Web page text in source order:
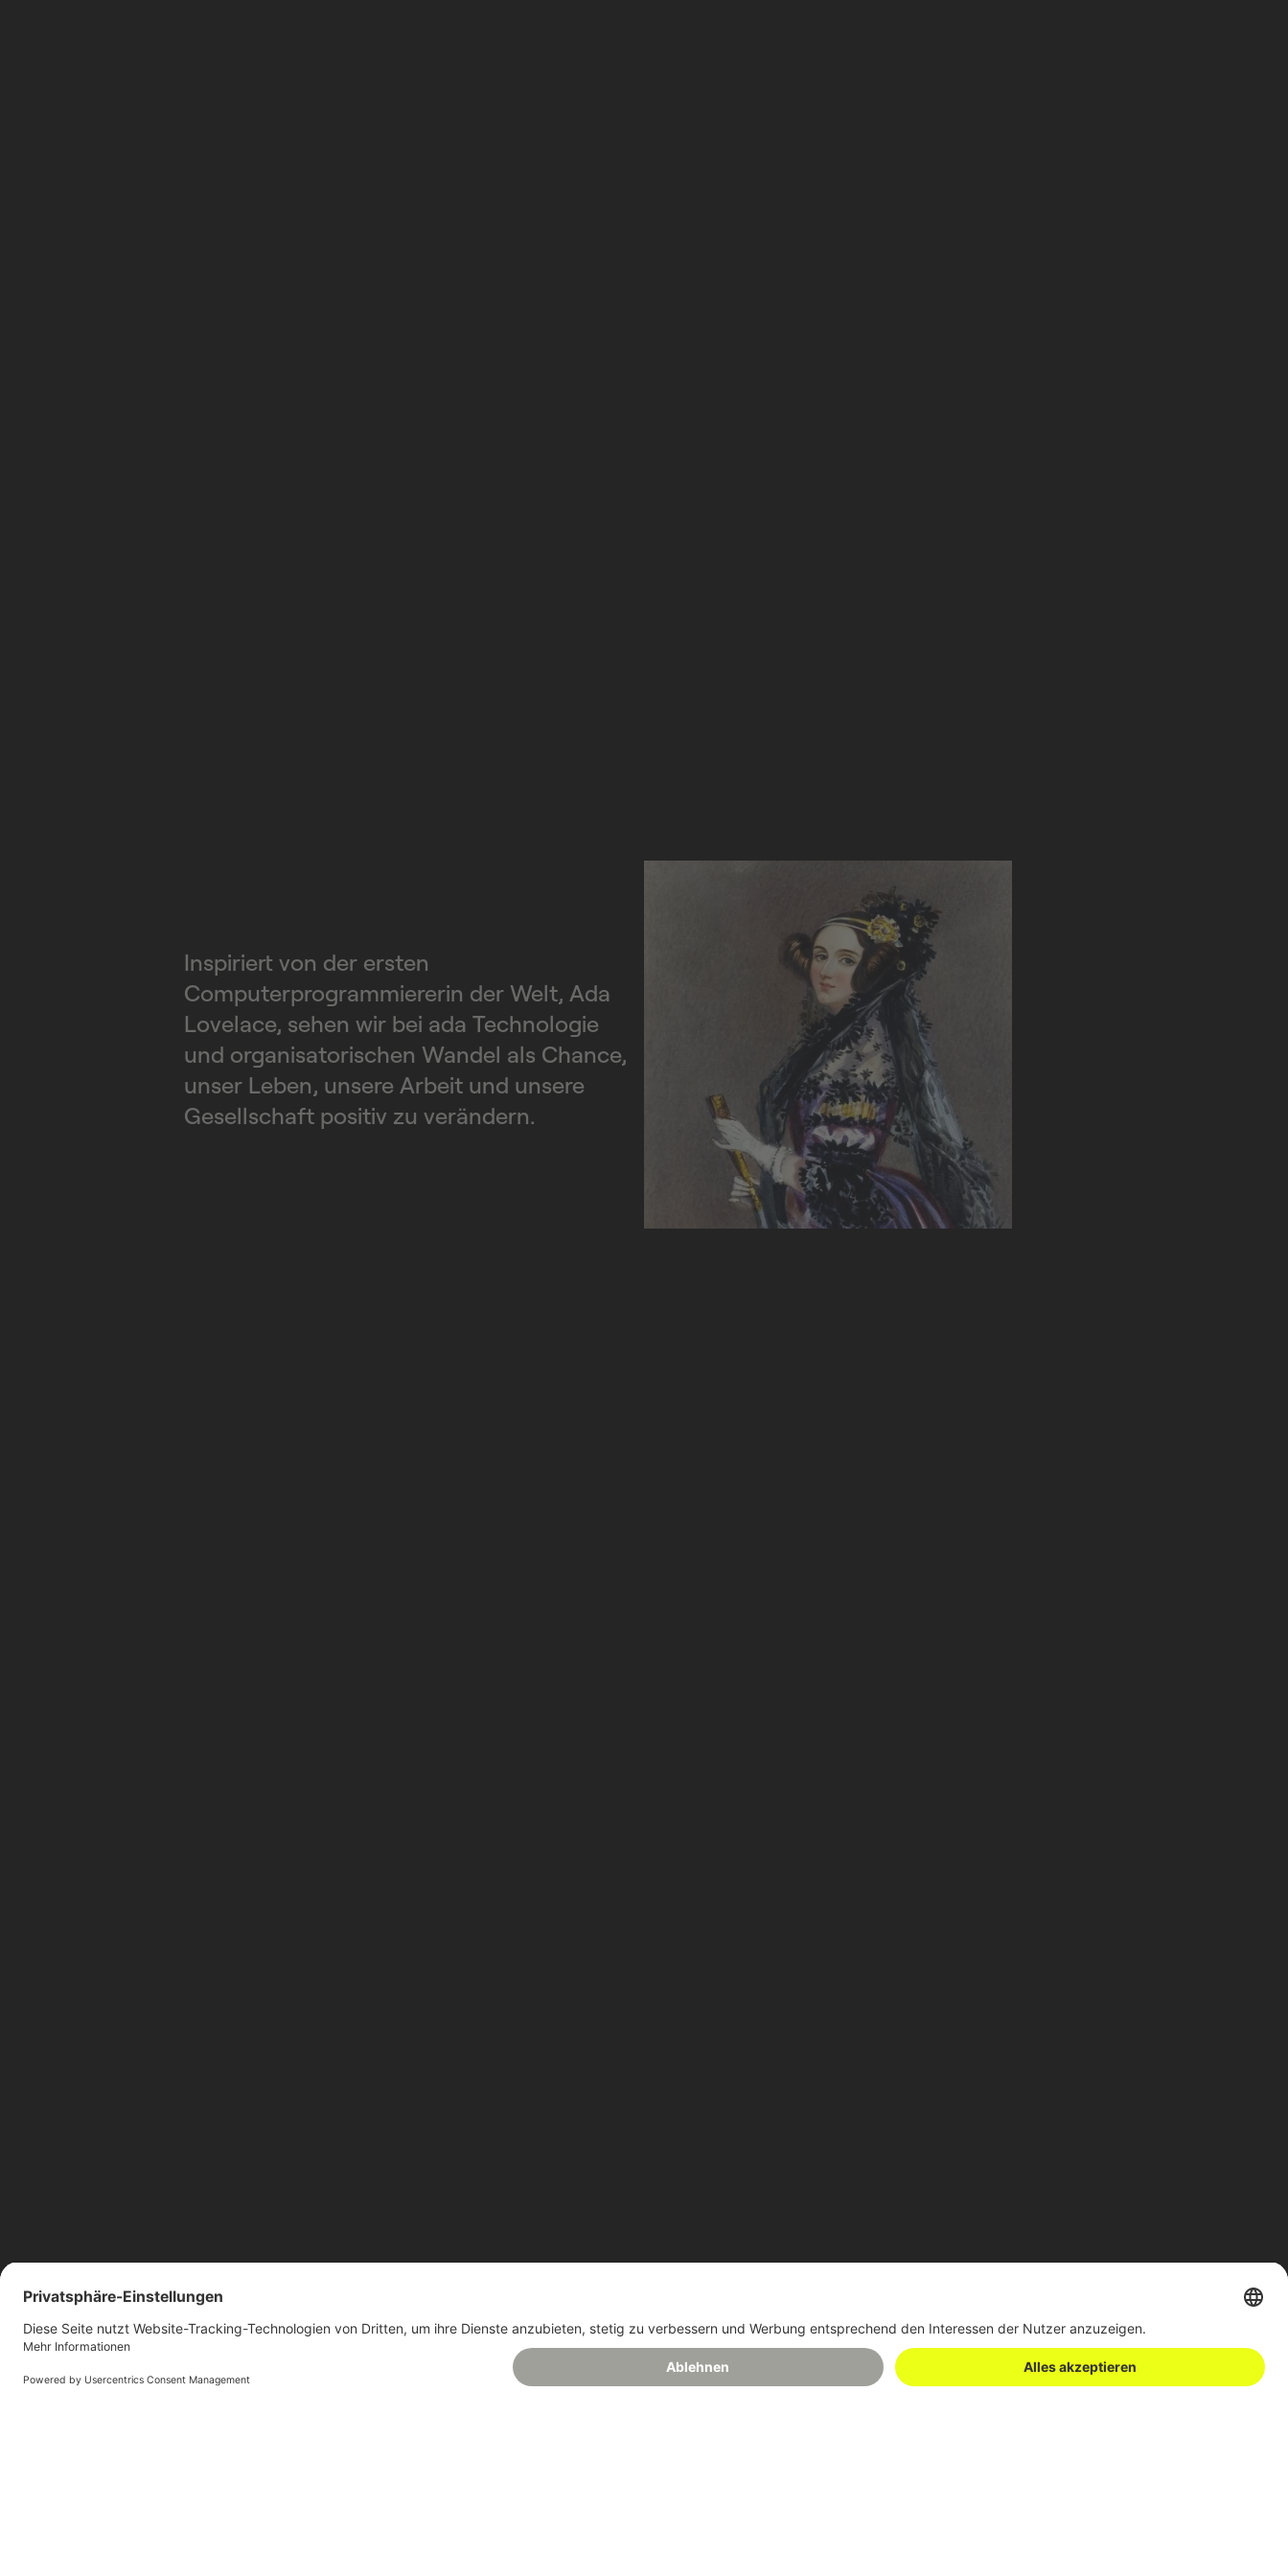
Inspiriert von der ersten
Computerprogrammiererin der Welt, Ada
Lovelace, sehen wir bei ada Technologie
und organisatorischen Wandel als Chance,
unser Leben, unsere Arbeit und unsere
Gesellschaft positiv zu verändern.